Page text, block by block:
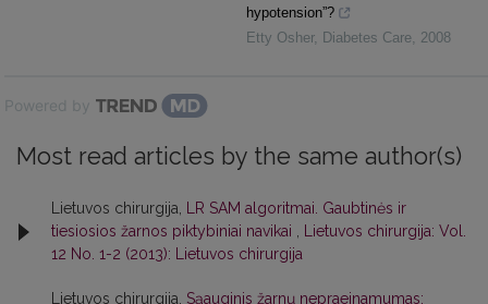
hypotension”?
Etty Osher, Diabetes Care, 2008
Powered by
Most read articles by the same author(s)
Lietuvos chirurgija,
LR SAM algoritmai. Gaubtinės ir
tiesiosios žarnos piktybiniai navikai
Lietuvos chirurgija: Vol.
12 No. 1-2 (2013): Lietuvos chirurgija
Lietuvos chirurgija, Sąauginis žarnų nepraeinamumas: